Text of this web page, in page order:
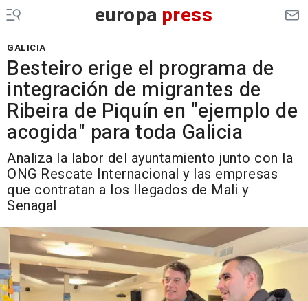
europa press
GALICIA
Besteiro erige el programa de
integración de migrantes de
Ribeira de Piquín en "ejemplo de
acogida" para toda Galicia
Analiza la labor del ayuntamiento junto con la
ONG Rescate Internacional y las empresas
que contratan a los llegados de Mali y
Senagal